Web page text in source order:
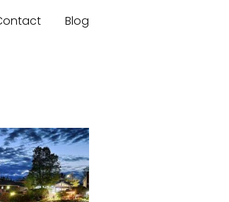
Blog